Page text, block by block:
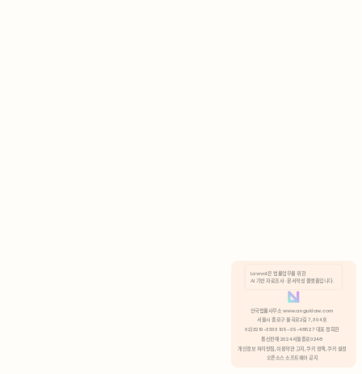
분석 쿠키 허용
Lawvot은 법률업무를 위한
AI 기반 자료조사 · 문서작성 플랫폼입니다.
안국법률사무소 www.anguklaw.com
서울시 종로구 율곡로2길 7, 304호
02)3210-3330 105-05-48527 대표 정희찬
통신판매 2024서울종로0248
개인정보 처리방침, 이용약관 고지, 쿠키 정책, 쿠키 설정
오픈소스 소프트웨어 공지